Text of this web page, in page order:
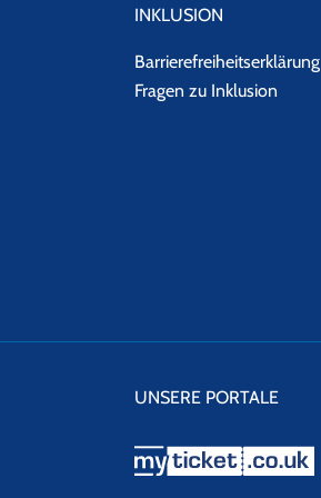
INKLUSION
Barrierefreiheitserklärung
Fragen zu Inklusion
UNSERE PORTALE